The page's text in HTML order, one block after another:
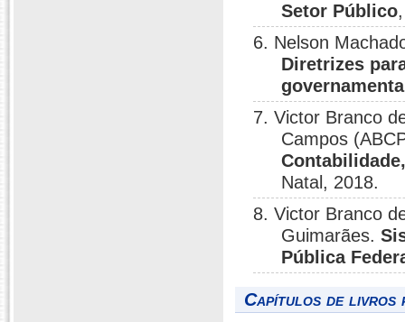
Setor Público
6. Nelson
Diretrizes
7. Victor Branco
Campos
Natal, 2018.
8. Victor Branco
Guimarães.
Pública
Capítulos de livros